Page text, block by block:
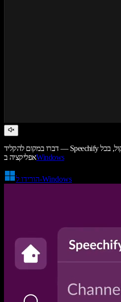
דברו במקום להקליד — Speechify מכתיב עבורכם ומקריא כל תוכן בקול, בכל
אפליקציה בWindows
הורידו ל-Windows